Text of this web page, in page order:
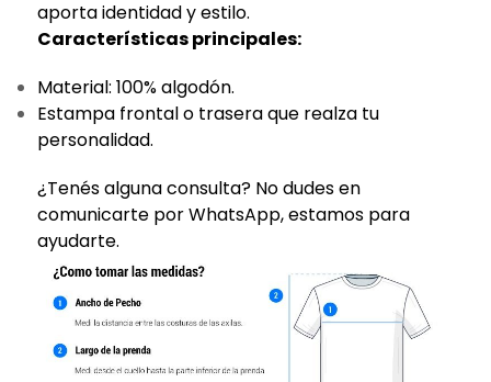
aporta identidad y estilo.
Características principales:
Material: 100% algodón.
Estampa frontal o trasera que realza tu
personalidad.
¿Tenés alguna consulta? No dudes en
comunicarte por WhatsApp, estamos para
ayudarte.